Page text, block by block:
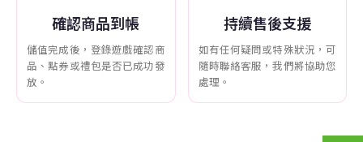
確認商品到帳
儲值完成後，登錄遊戲確認商
品、點券或禮包是否已成功發
放。
持續售後支援
如有任何疑問或特殊狀況，可
隨時聯絡客服，我們將協助您
處理。